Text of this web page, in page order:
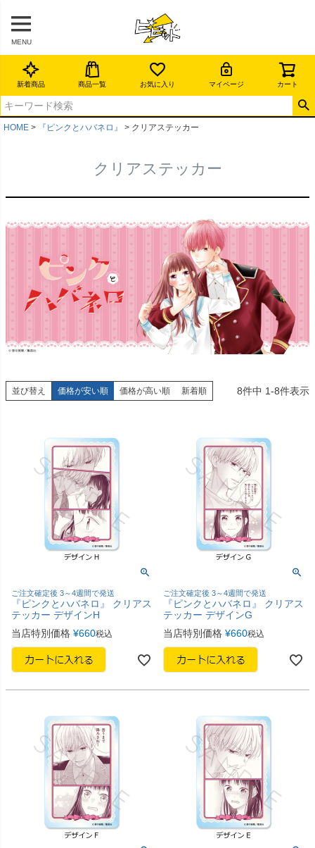
MENU
新着商品 商品一覧 お気に入り マイページ カート
HOME 『ピンクとハバネロ』 クリアステッカー
クリアステッカー
並び替え 価格が安い順 価格が高い順 新着順 8件中 1-8件表示
ご注文確定後 3～4週間で発送
『ピンクとハバネロ』 クリアス
テッカー デザインH
当店特別価格 ¥660税込
ご注文確定後 3～4週間で発送
『ピンクとハバネロ』 クリアス
テッカー デザインG
当店特別価格 ¥660税込